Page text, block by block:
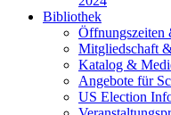
Bibliothek
Öffnungszeiten
Mitgliedschaft
Katalog &
Angebote für
US Election